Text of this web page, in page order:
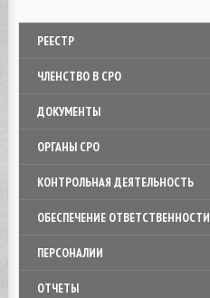
РЕЕСТР
ЧЛЕНСТВО В СРО
ДОКУМЕНТЫ
ОРГАНЫ СРО
КОНТРОЛЬНАЯ ДЕЯТЕЛЬНОСТЬ
ОБЕСПЕЧЕНИЕ ОТВЕТСТВЕННОСТИ
ПЕРСОНАЛИИ
ОТЧЕТЫ